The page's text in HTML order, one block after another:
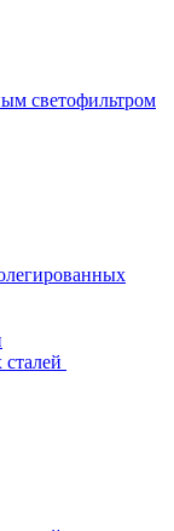
светофильтром